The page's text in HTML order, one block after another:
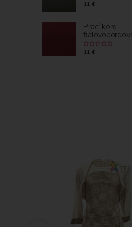
11 €
Prací kord
11 €